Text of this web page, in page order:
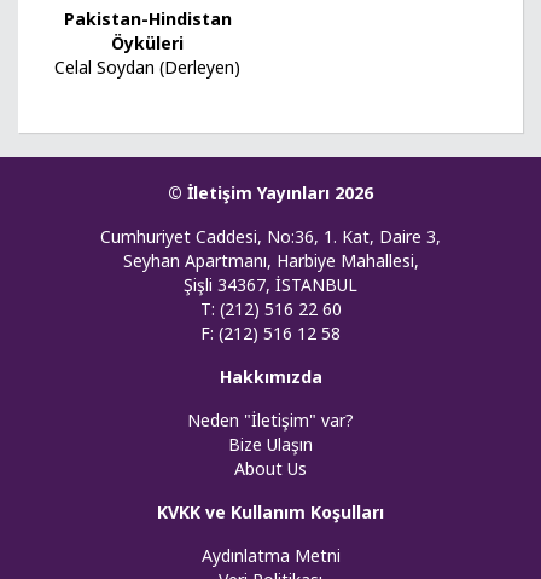
Pakistan-Hindistan
Öyküleri
Celal Soydan (Derleyen)
© İletişim Yayınları 2026
Cumhuriyet Caddesi, No:36, 1. Kat, Daire 3,
Seyhan Apartmanı, Harbiye Mahallesi,
Şişli 34367, İSTANBUL
T: (212) 516 22 60
F: (212) 516 12 58
Hakkımızda
Neden "İletişim" var?
Bize Ulaşın
About Us
KVKK ve Kullanım Koşulları
Aydınlatma Metni